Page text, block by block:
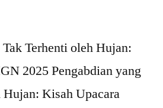
Terhenti oleh Hujan:
2025 Pengabdian yang
Hujan: Kisah Upacara